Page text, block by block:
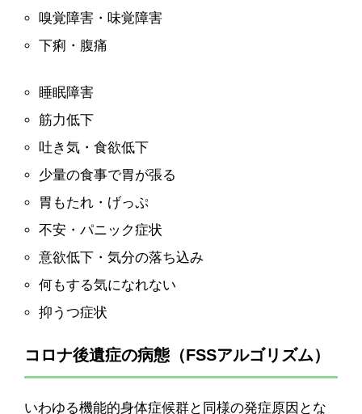
嗅覚障害・味覚障害
下痢・腹痛
睡眠障害
筋力低下
吐き気・食欲低下
少量の食事で胃が張る
胃もたれ・げっぷ
不安・パニック症状
意欲低下・気分の落ち込み
何もする気になれない
抑うつ症状
コロナ後遺症の病態（FSSアルゴリズム）
いわゆる機能的身体症候群と同様の発症原因とな